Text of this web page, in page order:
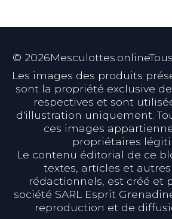
© 2026
Les images des produits
sont la propriété exclusive
respectives et sont
d'illustration uniquement.
ces images
propriétaires
Le contenu éditorial de ce
textes, articles et
rédactionnels, est créé et
société SARL Esprit
reproduction et de